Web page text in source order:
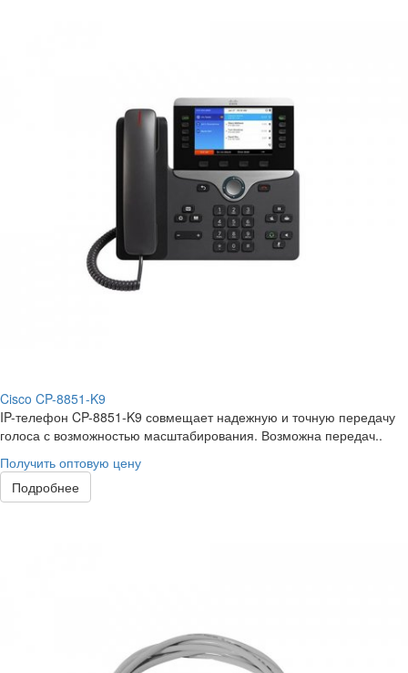
Cisco CP-8851-K9
IP-телефон CP-8851-K9 совмещает надежную и точную передачу
голоса с возможностью масштабирования. Возможна передач..
Получить оптовую цену
Подробнее